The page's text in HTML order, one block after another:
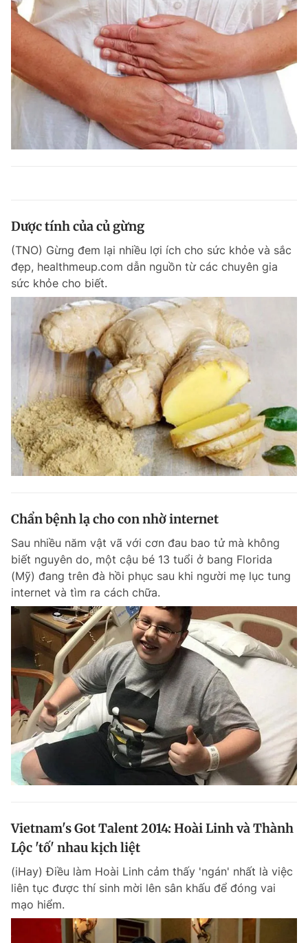
Dược tính của củ gừng
(TNO) Gừng đem lại nhiều lợi ích cho sức khỏe và sắc
đẹp, healthmeup.com dẫn nguồn từ các chuyên gia
sức khỏe cho biết.
Chẩn bệnh lạ cho con nhờ internet
Sau nhiều năm vật vã với cơn đau bao tử mà không
biết nguyên do, một cậu bé 13 tuổi ở bang Florida
(Mỹ) đang trên đà hồi phục sau khi người mẹ lục tung
internet và tìm ra cách chữa.
Vietnam's Got Talent 2014: Hoài Linh và Thành
Lộc 'tố' nhau kịch liệt
(iHay) Điều làm Hoài Linh cảm thấy 'ngán' nhất là việc
liên tục được thí sinh mời lên sân khấu để đóng vai
mạo hiểm.